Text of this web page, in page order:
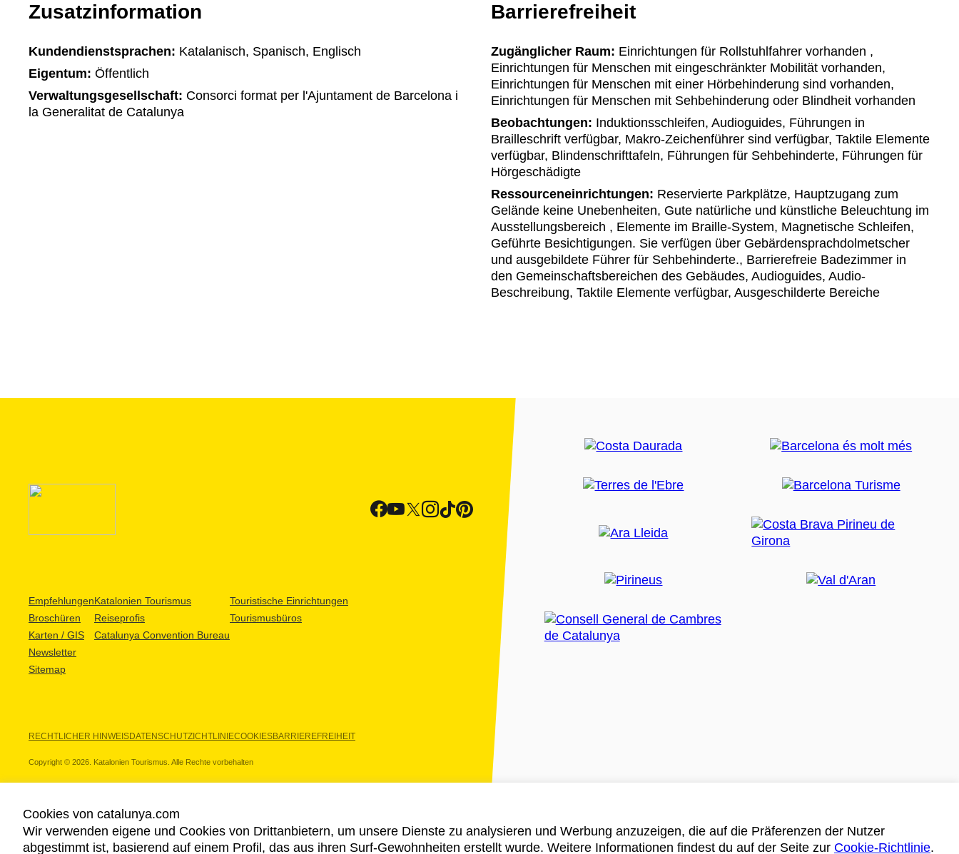
Zusatzinformation
Kundendienstsprachen: Katalanisch, Spanisch, Englisch
Eigentum: Öffentlich
Verwaltungsgesellschaft: Consorci format per l'Ajuntament de Barcelona i
la Generalitat de Catalunya
Barrierefreiheit
Zugänglicher Raum: Einrichtungen für Rollstuhlfahrer vorhanden ,
Einrichtungen für Menschen mit eingeschränkter Mobilität vorhanden,
Einrichtungen für Menschen mit einer Hörbehinderung sind vorhanden,
Einrichtungen für Menschen mit Sehbehinderung oder Blindheit vorhanden
Beobachtungen: Induktionsschleifen, Audioguides, Führungen in
Brailleschrift verfügbar, Makro-Zeichenführer sind verfügbar, Taktile Elemente
verfügbar, Blindenschrifttafeln, Führungen für Sehbehinderte, Führungen für
Hörgeschädigte
Ressourceneinrichtungen: Reservierte Parkplätze, Hauptzugang zum
Gelände keine Unebenheiten, Gute natürliche und künstliche Beleuchtung im
Ausstellungsbereich , Elemente im Braille-System, Magnetische Schleifen,
Geführte Besichtigungen. Sie verfügen über Gebärdensprachdolmetscher
und ausgebildete Führer für Sehbehinderte., Barrierefreie Badezimmer in
den Gemeinschaftsbereichen des Gebäudes, Audioguides, Audio-
Beschreibung, Taktile Elemente verfügbar, Ausgeschilderte Bereiche
Empfehlungen
Broschüren
Karten / GIS
Newsletter
Sitemap
Katalonien Tourismus
Reiseprofis
Catalunya Convention Bureau
Touristische Einrichtungen
Tourismusbüros
RECHTLICHER HINWEISDATENSCHUTZICHTLINIECOOKIESBARRIEREFREIHEIT
Copyright © 2026. Katalonien Tourismus. Alle Rechte vorbehalten
UNSERE PARTNER
Cookies von catalunya.com
Wir verwenden eigene und Cookies von Drittanbietern, um unsere Dienste zu analysieren und Werbung anzuzeigen, die auf die Präferenzen der Nutzer
abgestimmt ist, basierend auf einem Profil, das aus ihren Surf-Gewohnheiten erstellt wurde. Weitere Informationen findest du auf der Seite zur Cookie-Richtlinie.